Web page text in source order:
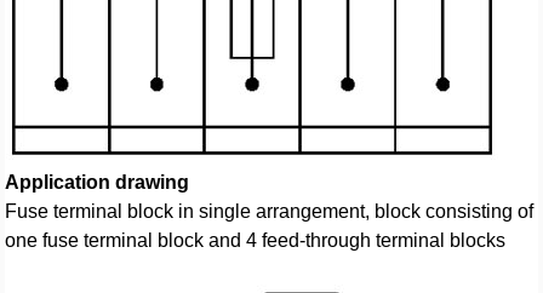
Application drawing
Fuse terminal block in single arrangement, block consisting of
one fuse terminal block and 4 feed-through terminal blocks